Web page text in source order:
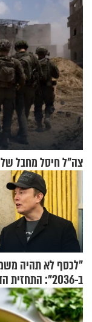
צה"ל חיסל מחבל
"לכסף לא תהיה
ב-2036":
של אילון מאסק על
הכלכלה